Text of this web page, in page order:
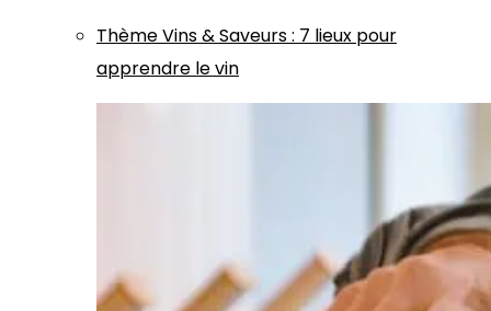
ThèmeVins & Saveurs: 7 lieux pour
apprendre le vin